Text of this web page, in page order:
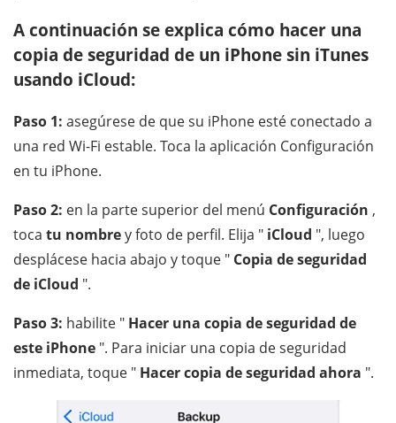
A continuación se explica cómo hacer una
copia de seguridad de un iPhone sin iTunes
usando iCloud:
Paso 1: asegúrese de que su iPhone esté conectado a
una red Wi-Fi estable. Toca la aplicación Configuración
en tu iPhone.
Paso 2: en la parte superior del menú Configuración ,
toca tu nombrey foto de perfil. Elija " iCloud ", luego
desplácese hacia abajo y toque " Copia de seguridad
de iCloud ".
Paso 3: habilite " Hacer una copia de seguridad de
este iPhone ". Para iniciar una copia de seguridad
inmediata, toque " Hacer copia de seguridad ahora ".